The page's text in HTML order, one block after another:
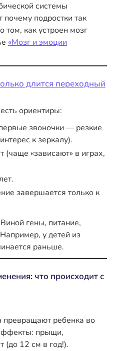
системы
подростки так
как устроен мозг
«Мозг и эмоции
длится переходный
ориентиры:
звоночки — резкие
к зеркалу).
(чаще «зависают» в играх,
завершается только к
Виной гены, питание,
у детей из
раньше.
что происходит с
превращают ребенка во
прыщи,
(до 12 см в год!).